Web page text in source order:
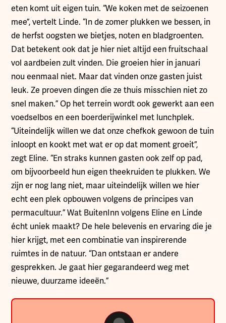
eten komt uit eigen tuin. “We koken met de seizoenen
mee”, vertelt Linde. “In de zomer plukken we bessen, in
de herfst oogsten we bietjes, noten en bladgroenten.
Dat betekent ook dat je hier niet altijd een fruitschaal
vol aardbeien zult vinden. Die groeien hier in januari
nou eenmaal niet. Maar dat vinden onze gasten juist
leuk. Ze proeven dingen die ze thuis misschien niet zo
snel maken.” Op het terrein wordt ook gewerkt aan een
voedselbos en een boerderijwinkel met lunchplek.
“Uiteindelijk willen we dat onze chefkok gewoon de tuin
inloopt en kookt met wat er op dat moment groeit”,
zegt Eline. “En straks kunnen gasten ook zelf op pad,
om bijvoorbeeld hun eigen theekruiden te plukken. We
zijn er nog lang niet, maar uiteindelijk willen we hier
echt een plek opbouwen volgens de principes van
permacultuur.” Wat BuitenInn volgens Eline en Linde
écht uniek maakt? De hele belevenis en ervaring die je
hier krijgt, met een combinatie van inspirerende
ruimtes in de natuur. “Dan ontstaan er andere
gesprekken. Je gaat hier gegarandeerd weg met
nieuwe, duurzame ideeën.”